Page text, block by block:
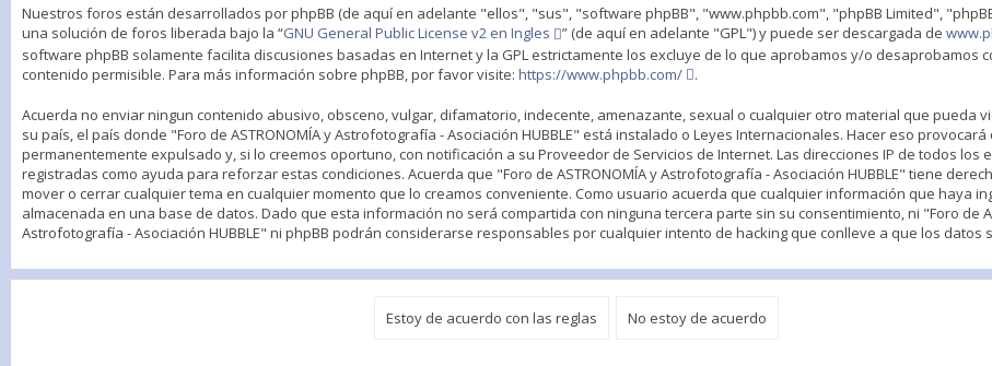
Nuestros foros están desarrollados por phpBB (de aquí en adelante "ellos", "sus", "software phpBB", "www.phpbb.com", "phpBB Limited",
una solución de foros liberada bajo la “GNU General Public License v2 en Ingles ” (de aquí en adelante "GPL") y puede ser descargada de
software phpBB solamente facilita discusiones basadas en Internet y la GPL estrictamente los excluye de lo que aprobamos y/o desaprobamos
contenido permisible. Para más información sobre phpBB, por favor visite: https://www.phpbb.com/ .
Acuerda no enviar ningun contenido abusivo, obsceno, vulgar, difamatorio, indecente, amenazante, sexual o cualquier otro material que pueda
su país, el país donde "Foro de ASTRONOMÍA y Astrofotografía - Asociación HUBBLE" está instalado o Leyes Internacionales. Hacer eso
permanentemente expulsado y, si lo creemos oportuno, con notificación a su Proveedor de Servicios de Internet. Las direcciones IP de todos los
registradas como ayuda para reforzar estas condiciones. Acuerda que "Foro de ASTRONOMÍA y Astrofotografía - Asociación HUBBLE" tiene
mover o cerrar cualquier tema en cualquier momento que lo creamos conveniente. Como usuario acuerda que cualquier información que haya
almacenada en una base de datos. Dado que esta información no será compartida con ninguna tercera parte sin su consentimiento, ni "Foro de
Astrofotografía - Asociación HUBBLE" ni phpBB podrán considerarse responsables por cualquier intento de hacking que conlleve a que los datos